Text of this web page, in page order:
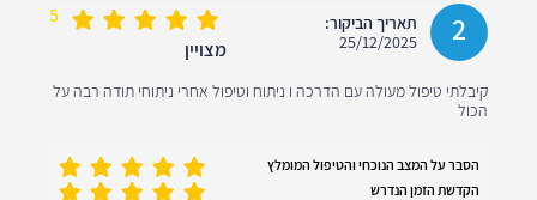
2
תאריך הביקור:
25/12/2025
5
מצויין
קיבלתי טיפול מעולה עם הדרכה ו ניתוח וטיפול אחרי ניתוחי תודה רבה על
הכול
הסבר על המצב הנוכחי והטיפול המומלץ
הקדשת הזמן הנדרש